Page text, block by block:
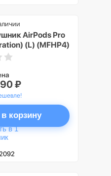
AirPods Pro
(L) (MFHP4)
₽
корзину
в 1